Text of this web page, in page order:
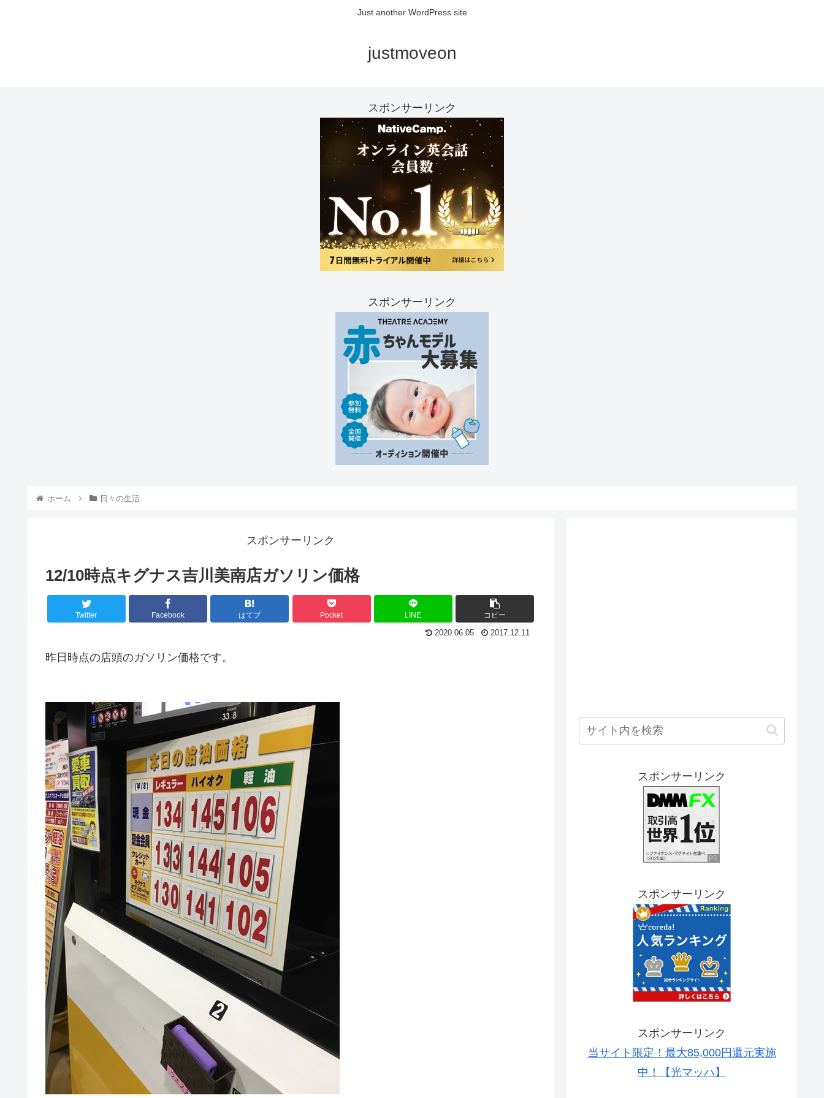
Just another WordPress site
justmoveon
スポンサーリンク
スポンサーリンク
ホーム 日々の生活
スポンサーリンク
12/10時点キグナス吉川美南店ガソリン価格
Twitter Facebook はてブ Pocket LINE コピー
2020.06.05 2017.12.11
昨日時点の店頭のガソリン価格です。
スポンサーリンク
スポンサーリンク
スポンサーリンク
当サイト限定！最大85,000円還元実施
中！【光マッハ】